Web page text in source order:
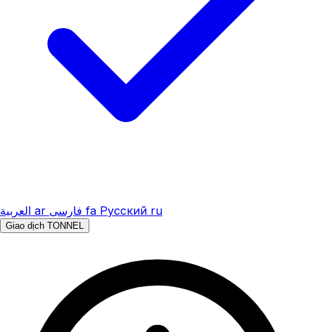
العربية ar فارسی fa Русский ru
Giao dịch TONNEL